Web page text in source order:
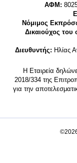
ΑΦΜ:
Νόμιμος
Δικαιούχος του
Διευθυντής: Ηλίας
Η Εταιρεία
2018/334 της
για την